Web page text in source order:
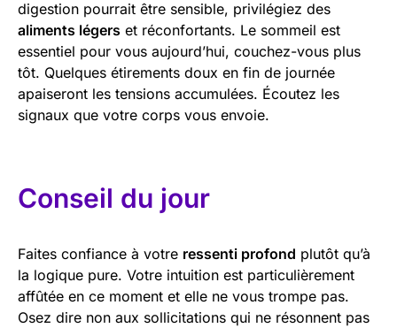
digestion pourrait être sensible, privilégiez des
aliments légers et réconfortants. Le sommeil est
essentiel pour vous aujourd’hui, couchez-vous plus
tôt. Quelques étirements doux en fin de journée
apaiseront les tensions accumulées. Écoutez les
signaux que votre corps vous envoie.
Conseil du jour
Faites confiance à votre ressenti profond plutôt qu’à
la logique pure. Votre intuition est particulièrement
affûtée en ce moment et elle ne vous trompe pas.
Osez dire non aux sollicitations qui ne résonnent pas